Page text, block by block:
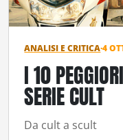
ANALISI E CRITICA·4
I 10
SERIE CULT
Da cult a scult